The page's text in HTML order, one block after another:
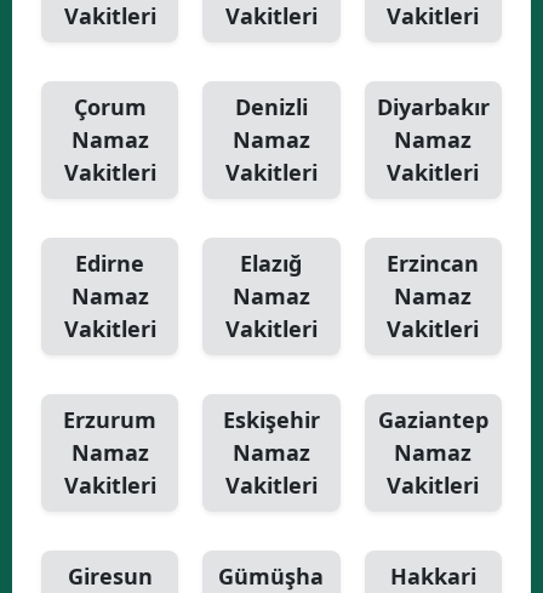
Vakitleri
Vakitleri
Vakitleri
Çorum
Namaz
Vakitleri
Denizli
Namaz
Vakitleri
Diyarbakır
Namaz
Vakitleri
Edirne
Namaz
Vakitleri
Elazığ
Namaz
Vakitleri
Erzincan
Namaz
Vakitleri
Erzurum
Namaz
Vakitleri
Eskişehir
Namaz
Vakitleri
Gaziantep
Namaz
Vakitleri
Giresun
Gümüşha
Hakkari